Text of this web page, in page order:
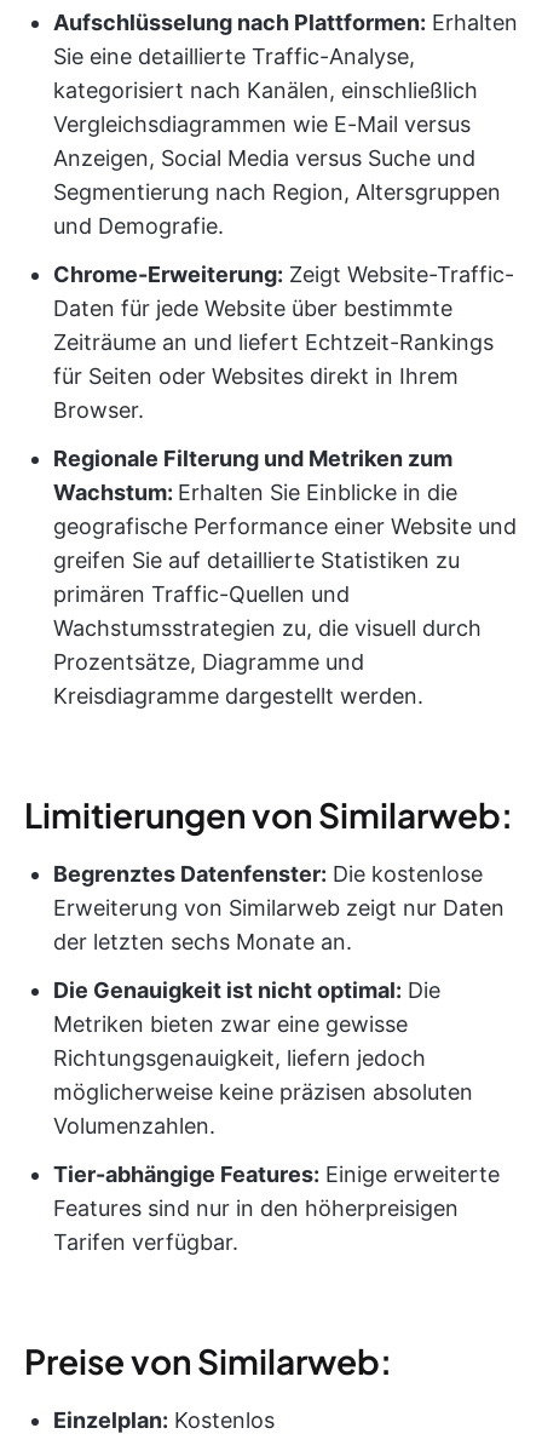
Aufschlüsselung nach Plattformen: Erhalten
Sie eine detaillierte Traffic-Analyse,
kategorisiert nach Kanälen, einschließlich
Vergleichsdiagrammen wie E-Mail versus
Anzeigen, Social Media versus Suche und
Segmentierung nach Region, Altersgruppen
und Demografie.
Chrome-Erweiterung: Zeigt Website-Traffic-
Daten für jede Website über bestimmte
Zeiträume an und liefert Echtzeit-Rankings
für Seiten oder Websites direkt in Ihrem
Browser.
Regionale Filterung und Metriken zum
Wachstum: Erhalten Sie Einblicke in die
geografische Performance einer Website und
greifen Sie auf detaillierte Statistiken zu
primären Traffic-Quellen und
Wachstumsstrategien zu, die visuell durch
Prozentsätze, Diagramme und
Kreisdiagramme dargestellt werden.
Limitierungen von Similarweb:
Begrenztes Datenfenster: Die kostenlose
Erweiterung von Similarweb zeigt nur Daten
der letzten sechs Monate an.
Die Genauigkeit ist nicht optimal: Die
Metriken bieten zwar eine gewisse
Richtungsgenauigkeit, liefern jedoch
möglicherweise keine präzisen absoluten
Volumenzahlen.
Tier-abhängige Features: Einige erweiterte
Features sind nur in den höherpreisigen
Tarifen verfügbar.
Preise von Similarweb:
Einzelplan: Kostenlos